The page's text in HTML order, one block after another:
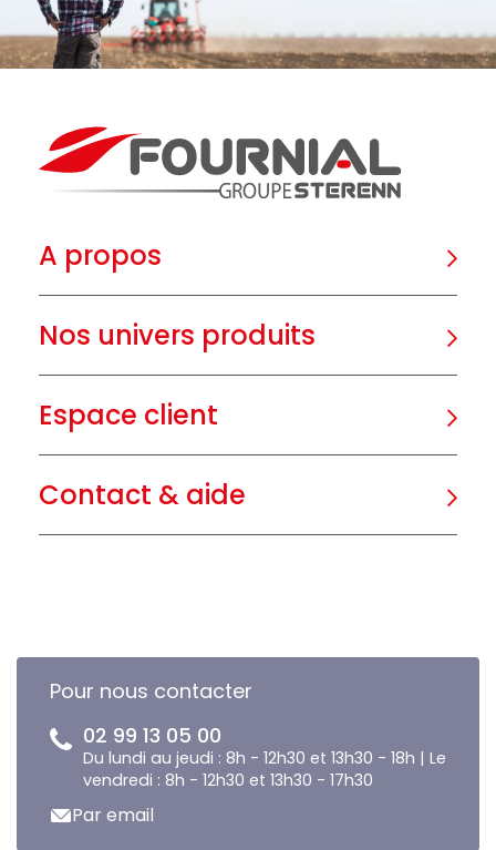
A propos
Nos univers produits
Espace client
Contact & aide
Pour nous contacter
02 99 13 05 00
Du lundi au jeudi : 8h - 12h30 et 13h30 - 18h | Le
vendredi : 8h - 12h30 et 13h30 - 17h30
Par email